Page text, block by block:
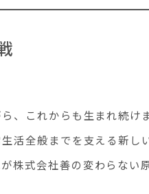
、これからも生まれ続
活全般までを支える新し
式会社善の変わらない原